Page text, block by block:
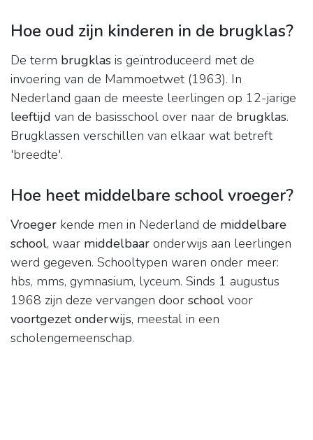
Hoe oud zijn kinderen in de brugklas?
De term brugklas is geïntroduceerd met de
invoering van de Mammoetwet (1963). In
Nederland gaan de meeste leerlingen op 12-jarige
leeftijd van de basisschool over naar de brugklas.
Brugklassen verschillen van elkaar wat betreft
'breedte'.
Hoe heet middelbare school vroeger?
Vroeger kende men in Nederland de middelbare
school, waar middelbaar onderwijs aan leerlingen
werd gegeven. Schooltypen waren onder meer:
hbs, mms, gymnasium, lyceum. Sinds 1 augustus
1968 zijn deze vervangen door school voor
voortgezet onderwijs, meestal in een
scholengemeenschap.